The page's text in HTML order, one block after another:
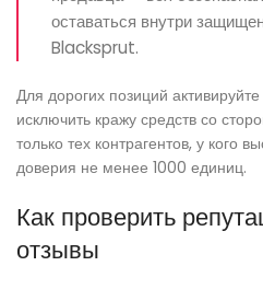
оставаться внутри
Blacksprut.
Для дорогих позиций
исключить кражу средств со
только тех контрагентов, у кого
доверия не менее 1000 единиц.
Как проверить
отзывы